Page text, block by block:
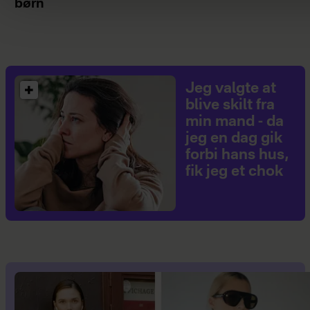
børn
Jeg valgte at
blive skilt fra
min mand - da
jeg en dag gik
forbi hans hus,
fik jeg et chok